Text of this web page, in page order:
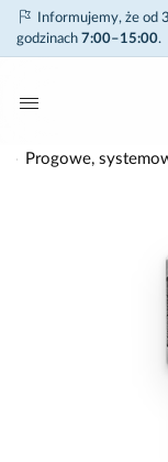
Informujemy, że od
godzinach 7:00–15:00.
Progowe,